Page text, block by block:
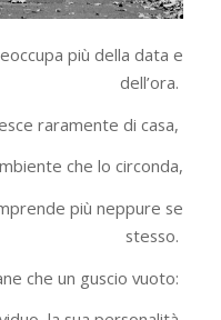
più della data e
dell’ora.
raramente di casa,
che lo circonda,
più neppure se
stesso.
che un guscio vuoto: